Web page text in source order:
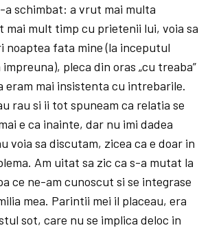
schimbat: a vrut mai multa
mai mult timp cu prietenii lui, voia sa
noaptea fata mine (la inceputul
pleca din oras „cu treaba”
eram mai insistenta cu intrebarile.
rau si ii tot spuneam ca relatia se
e ca inainte, dar nu imi dadea
voia sa discutam, zicea ca e doar in
Am uitat sa zic ca s-a mutat la
ce ne-am cunoscut si se integrase
mea. Parintii mei il placeau, era
sot, care nu se implica deloc in